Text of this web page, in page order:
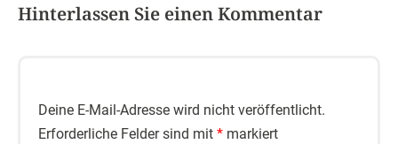
Hinterlassen Sie einen Kommentar
Deine E-Mail-Adresse wird nicht veröffentlicht.
Erforderliche Felder sind mit * markiert